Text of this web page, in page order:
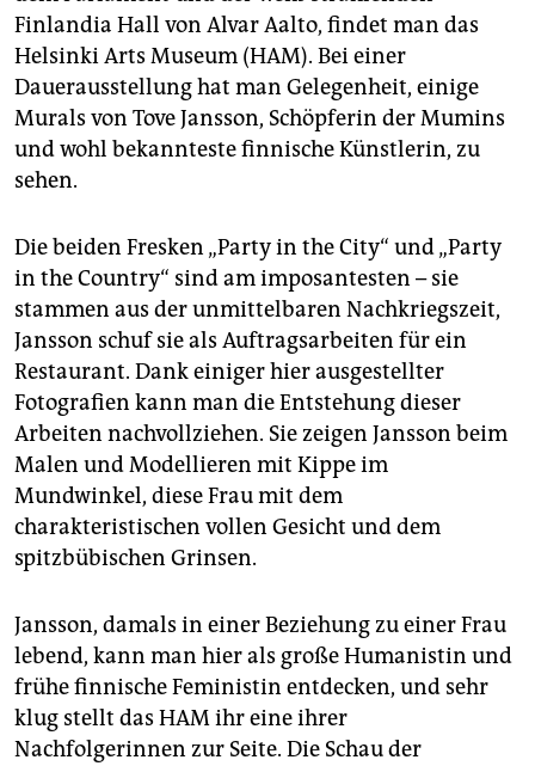
Finlandia Hall von Alvar Aalto, findet man das
Helsinki Arts Museum (HAM). Bei einer
Dauerausstellung hat man Gelegenheit, einige
Murals von Tove Jansson, Schöpferin der Mumins
und wohl bekannteste finnische Künstlerin, zu
sehen.
Die beiden Fresken „Party in the City“ und „Party
in the Country“ sind am imposantesten – sie
stammen aus der unmittelbaren Nachkriegszeit,
Jansson schuf sie als Auftragsarbeiten für ein
Restaurant. Dank einiger hier ausgestellter
Fotografien kann man die Entstehung dieser
Arbeiten nachvollziehen. Sie zeigen Jansson beim
Malen und Modellieren mit Kippe im
Mundwinkel, diese Frau mit dem
charakteristischen vollen Gesicht und dem
spitzbübischen Grinsen.
Jansson, damals in einer Beziehung zu einer Frau
lebend, kann man hier als große Humanistin und
frühe finnische Feministin entdecken, und sehr
klug stellt das HAM ihr eine ihrer
Nachfolgerinnen zur Seite. Die Schau der